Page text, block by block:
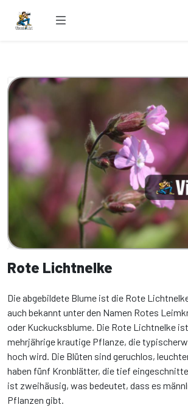
Rote Lichtnelke
Die abgebildete Blume ist die Rote
auch bekannt unter den Namen Rotes
oder Kuckucksblume. Die Rote Lichtnelke
mehrjährige krautige Pflanze, die
hoch wird. Die Blüten sind geruchlos,
haben fünf Kronblätter, die tief
ist zweihäusig, was bedeutet, dass es
Pflanzen gibt.